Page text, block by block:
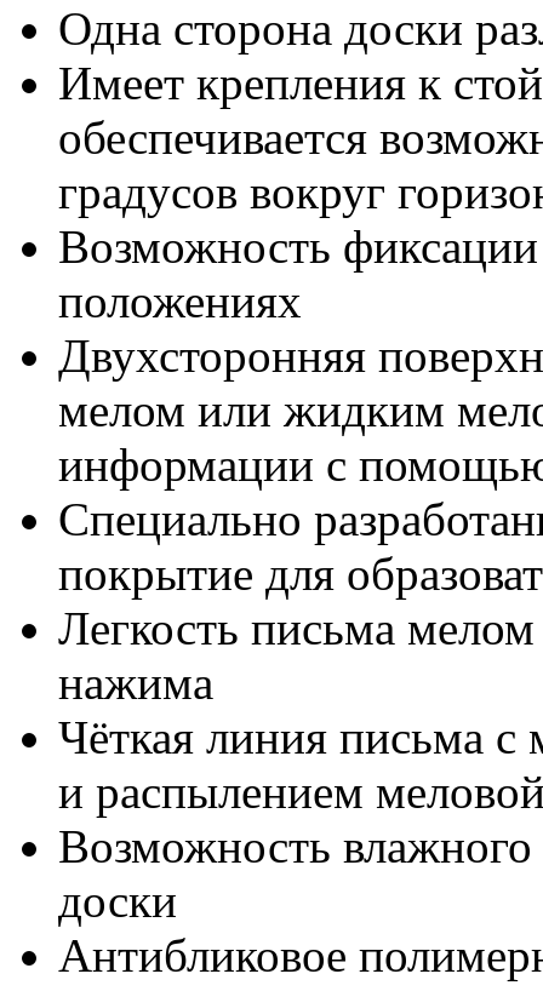
Одна сторона доски
Имеет крепления к
обеспечивается
градусов вокруг
Возможность
положениях
Двухсторонняя
мелом или жидким
информации с
Специально
покрытие для
Легкость письма
нажима
Чёткая линия письма
и распылением
Возможность влажного
доски
Антибликовое